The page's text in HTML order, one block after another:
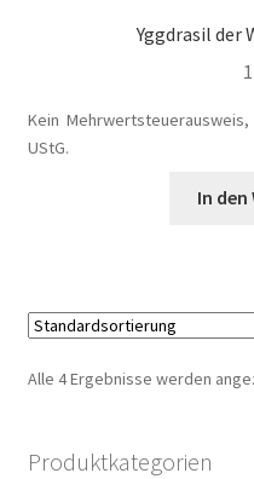
Ein Mr. Grey mit Pelz –
Einzel Romane
FAQ
Flucht in ein sicheres Leben
Yggdrasil der
Kein
UStG.
In
Alle 4 Ergebnisse werden
Produktkategorien